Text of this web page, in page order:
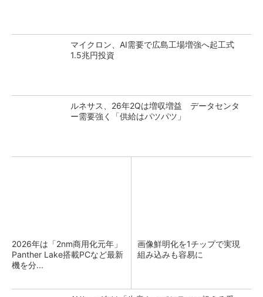
マイクロン、AI需要で広島工場増強へ起工式
1.5兆円投資
ルネサス、26年2Qは増収増益 データセンタ
ー需要強く「供給はパツパツ」
2026年は「2nm商用化元年」
Panther Lake搭載PCなど最新
機を分...
画像鮮明化を1チップで実現
組み込みも容易に